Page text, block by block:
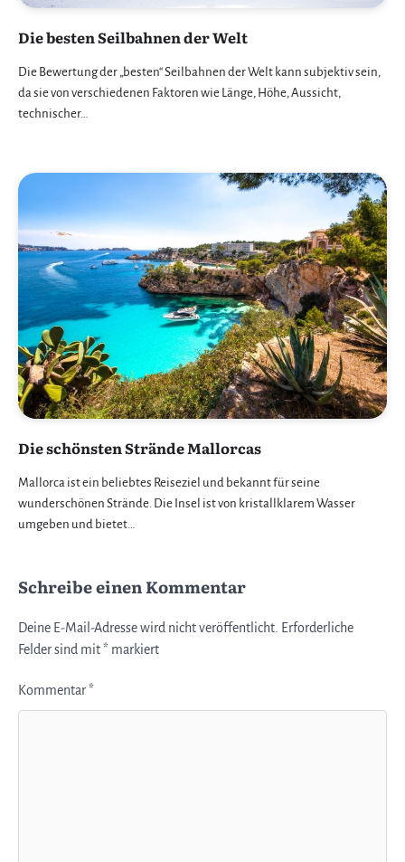
Die besten Seilbahnen der Welt
Die Bewertung der „besten“ Seilbahnen der Welt kann subjektiv sein,
da sie von verschiedenen Faktoren wie Länge, Höhe, Aussicht,
technischer…
Die schönsten Strände Mallorcas
Mallorca ist ein beliebtes Reiseziel und bekannt für seine
wunderschönen Strände. Die Insel ist von kristallklarem Wasser
umgeben und bietet…
Schreibe einen Kommentar
Deine E-Mail-Adresse wird nicht veröffentlicht. Erforderliche
Felder sind mit* markiert
Kommentar*